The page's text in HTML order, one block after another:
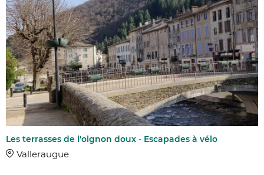
Les terrasses de l'oignon doux - Escapades à vélo
Valleraugue